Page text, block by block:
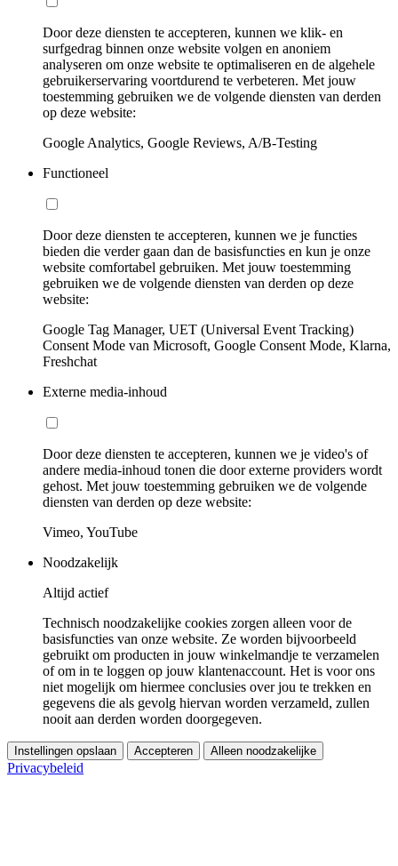
Door deze diensten te accepteren, kunnen we klik- en
surfgedrag binnen onze website volgen en anoniem
analyseren om onze website te optimaliseren en de algehele
gebruikerservaring voortdurend te verbeteren. Met jouw
toestemming gebruiken we de volgende diensten van derden
op deze website:
Google Analytics, Google Reviews, A/B-Testing
Functioneel
Door deze diensten te accepteren, kunnen we je functies
bieden die verder gaan dan de basisfuncties en kun je onze
website comfortabel gebruiken. Met jouw toestemming
gebruiken we de volgende diensten van derden op deze
website:
Google Tag Manager, UET (Universal Event Tracking)
Consent Mode van Microsoft, Google Consent Mode, Klarna,
Freshchat
Externe media-inhoud
Door deze diensten te accepteren, kunnen we je video's of
andere media-inhoud tonen die door externe providers wordt
gehost. Met jouw toestemming gebruiken we de volgende
diensten van derden op deze website:
Vimeo, YouTube
Noodzakelijk
Altijd actief
Technisch noodzakelijke cookies zorgen alleen voor de
basisfuncties van onze website. Ze worden bijvoorbeeld
gebruikt om producten in jouw winkelmandje te verzamelen
of om in te loggen op jouw klantenaccount. Het is voor ons
niet mogelijk om hiermee conclusies over jou te trekken en
gegevens die als gevolg hiervan worden verzameld, zullen
nooit aan derden worden doorgegeven.
Instellingen opslaan Accepteren Alleen noodzakelijke
Privacybeleid